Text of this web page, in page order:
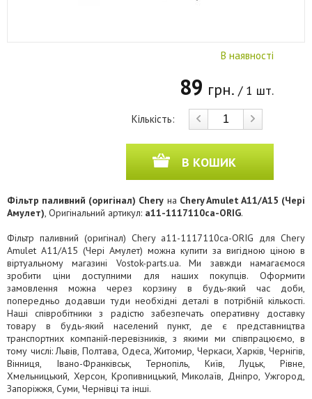
В наявності
89 грн. / 1 шт.
Кількість:
В КОШИК
Фільтр паливний (оригінал) Chery на Chery Amulet A11/A15 (Чері
Амулет), Оригінальний артикул: a11-1117110ca-ORIG.
Фільтр паливний (оригінал) Chery a11-1117110ca-ORIG для Chery
Amulet A11/A15 (Чері Амулет) можна купити за вигідною ціною в
віртуальному магазині Vostok-parts.ua. Ми завжди намагаємося
зробити ціни доступними для наших покупців. Оформити
замовлення можна через корзину в будь-який час доби,
попередньо додавши туди необхідні деталі в потрібній кількості.
Наші співробітники з радістю забезпечать оперативну доставку
товару в будь-який населений пункт, де є представництва
транспортних компаній-перевізників, з якими ми співпрацюємо, в
тому числі: Львів, Полтава, Одеса, Житомир, Черкаси, Харків, Чернігів,
Вінниця, Івано-Франківськ, Тернопіль, Київ, Луцьк, Рівне,
Хмельницький, Херсон, Кропивницький, Миколаїв, Дніпро, Ужгород,
Запоріжжя, Суми, Чернівці та інші.